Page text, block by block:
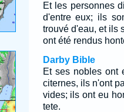
Et les personnes
d'entre eux; ils
trouvé d'eau, et ils
ont été rendus
Darby Bible
Et ses nobles ont
citernes, ils n'ont
vides; ils ont eu
tete.